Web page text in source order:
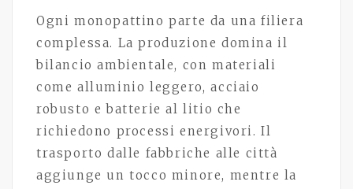
Ogni monopattino parte da una filiera
complessa. La produzione domina il
bilancio ambientale, con materiali
come alluminio leggero, acciaio
robusto e batterie al litio che
richiedono processi energivori. Il
trasporto dalle fabbriche alle città
aggiunge un tocco minore, mentre la